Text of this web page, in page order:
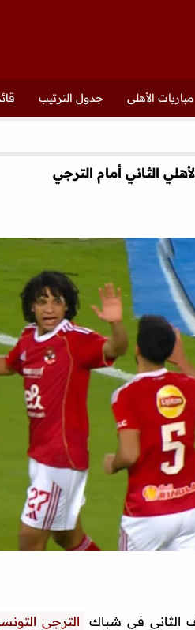
مباريات الأهلى جدول الترتيب
الثاني أمام الترجي
الثاني في شباك الترجي